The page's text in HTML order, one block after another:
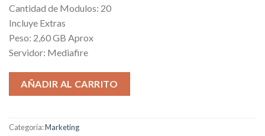
Cantidad de Modulos: 20
Incluye Extras
Peso: 2,60 GB Aprox
Servidor: Mediafire
AÑADIR AL CARRITO
Categoría:Marketing